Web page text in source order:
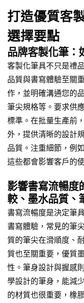
打造優質客
選擇要點
品牌客製化筆：
客製化筆具不只是禮
品質與書寫體驗至關
作，並明確溝通您的
筆尖規格等。要求供
標準。在批量生產前
外，提供清晰的設計
品質。注重細節，例
這些都會影響客戶的
影響書寫流暢度
較、墨水品質、
書寫流暢度是決定筆
書寫體驗，常見的筆
質的筆尖在滑順度、
質也至關重要，優質
性。筆身設計與握感
學設計的筆身，能減
的材質也很重要，橡